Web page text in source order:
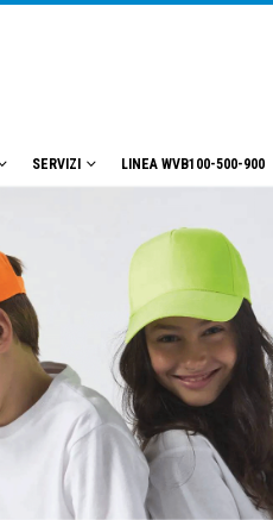
SERVIZI LINEA WVB100-500-900